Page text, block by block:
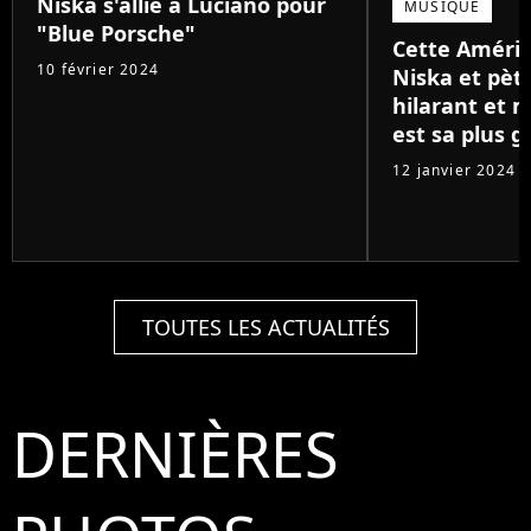
"Blue Porsche"
10 février 2024
MUSIQUE
Cette
Niska et
hilarant et
est sa plus
12 janvier 2024
TOUTES LES ACTUALITÉS
DERNIÈRES